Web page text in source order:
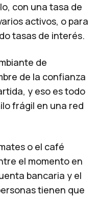
con una tasa de
activos, o para
tasas de interés.
de
de la confianza
y eso es todo
frágil en una red
o el café
el momento en
bancaria y el
tienen que